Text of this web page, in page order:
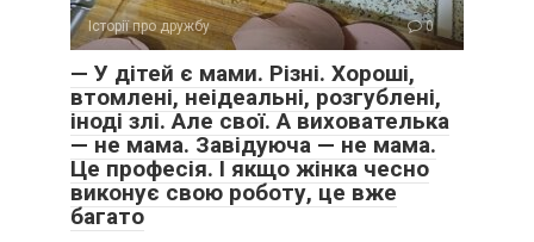
Історії про дружбу 0
— У дітей є мами. Різні. Хороші,
втомлені, неідеальні, розгублені,
іноді злі. Але свої. А вихователька
— не мама. Завідуюча — не мама.
Це професія. І якщо жінка чесно
виконує свою роботу, це вже
багато